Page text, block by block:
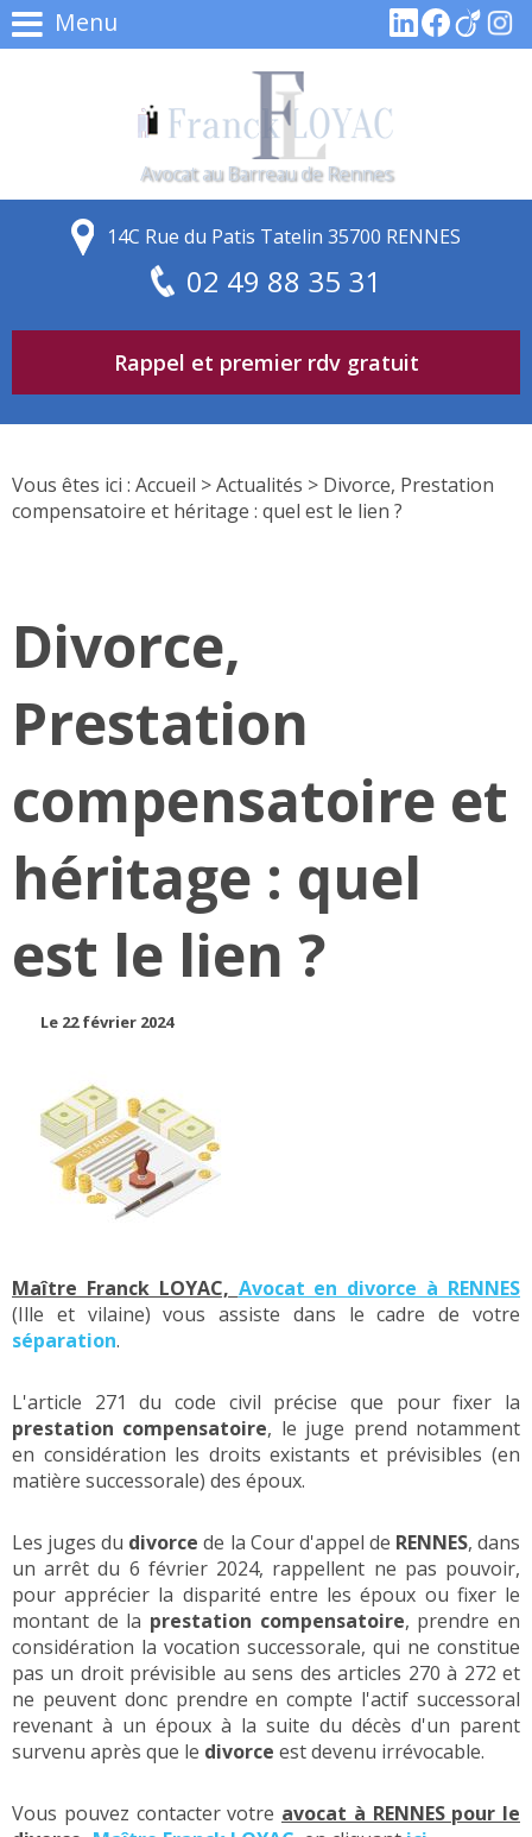
Menu
Avocat au Barreau de Rennes
14C Rue du Patis Tatelin 35700 RENNES
02 49 88 35 31
Rappel et premier rdv gratuit
Vous êtes ici : Accueil >Actualités > Divorce, Prestation
compensatoire et héritage : quel est le lien ?
Divorce,
Prestation
compensatoire et
héritage : quel
est le lien ?
Le 22 février 2024
Maître Franck LOYAC, Avocat en divorce à RENNES
(Ille et vilaine) vous assiste dans le cadre de votre
séparation.
L'article 271 du code civil précise que pour fixer la
prestation compensatoire, le juge prend notamment
en considération les droits existants et prévisibles (en
matière successorale) des époux.
Les juges du divorce de la Cour d'appel de RENNES, dans
un arrêt du 6 février 2024, rappellent ne pas pouvoir,
pour apprécier la disparité entre les époux ou fixer le
montant de la prestation compensatoire, prendre en
considération la vocation successorale, qui ne constitue
pas un droit prévisible au sens des articles 270 à 272 et
ne peuvent donc prendre en compte l'actif successoral
revenant à un époux à la suite du décès d'un parent
survenu après que le divorce est devenu irrévocable.
Vous pouvez contacter votre avocat à RENNES pour le